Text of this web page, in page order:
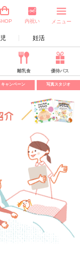
妊活
内祝い メニュー
離乳食 優待パス
キャンペーン 写真スタジオ